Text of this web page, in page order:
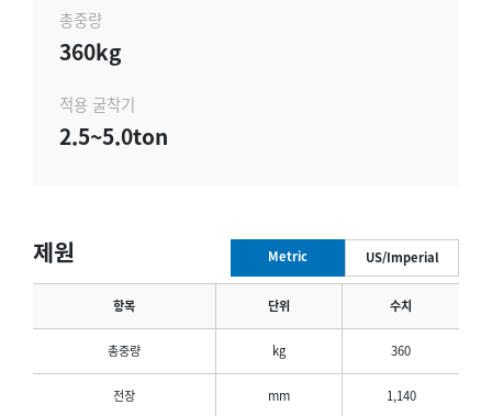
총중량
360kg
적용 굴착기
2.5~5.0ton
제원 Metric US/Imperial
항목 단위 수치
총중량 kg 360
전장 mm 1,140